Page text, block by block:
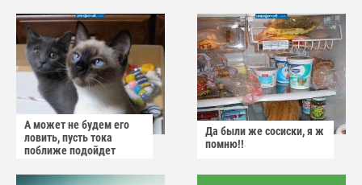
А может не будем его
ловить, пусть тока
поближе подойдет
Да были же сосиски, я ж
помню!!